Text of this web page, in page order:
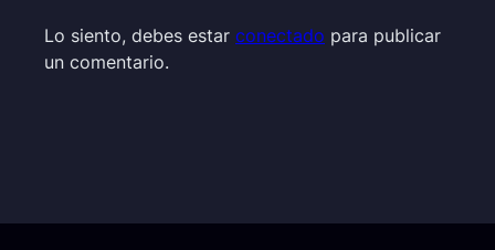
Lo siento, debes estar conectado para publicar
un comentario.